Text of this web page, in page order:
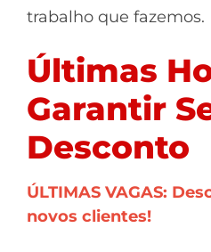
trabalho que fazemos.
Últimas
Garantir
Desconto
ÚLTIMAS VAGAS:
novos clientes!